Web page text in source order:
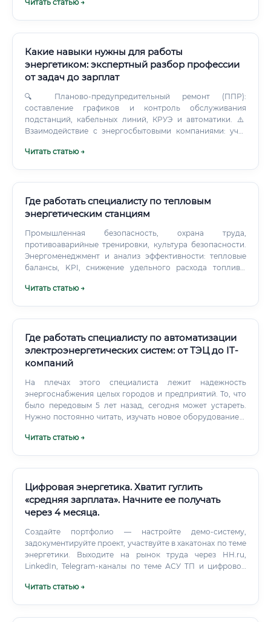
«Интер РАО»), а также компании, работающие в
Читать статью →
Какие навыки нужны для работы
энергетиком: экспертный разбор профессии
от задач до зарплат
🔍 Планово-предупредительный ремонт (ППР):
составление графиков и контроль обслуживания
подстанций, кабельных линий, КРУЭ и автоматики. ⚠️
Взаимодействие с энергосбытовыми компаниями: учет
защита от штрафов за перерасход.
Читать статью →
Где работать специалисту по тепловым
энергетическим станциям
Промышленная безопасность, охрана труда,
противоаварийные тренировки, культура безопасности.
Энергоменеджмент и анализ эффективности: тепловые
балансы, KPI, снижение удельного расхода топлива,
Читать статью →
Где работать специалисту по автоматизации
электроэнергетических систем: от ТЭЦ до IT-
компаний
На плечах этого специалиста лежит надежность
энергоснабжения целых городов и предприятий. То, что
было передовым 5 лет назад, сегодня может устареть.
Нужно постоянно читать, изучать новое оборудование и
Читать статью →
Цифровая энергетика. Хватит гуглить
«средняя зарплата». Начните ее получать
через 4 месяца.
Создайте портфолио — настройте демо-систему,
задокументируйте проект, участвуйте в хакатонах по теме
энергетики. Выходите на рынок труда через HH.ru,
LinkedIn, Telegram-каналы по теме АСУ ТП и цифровой
Читать статью →